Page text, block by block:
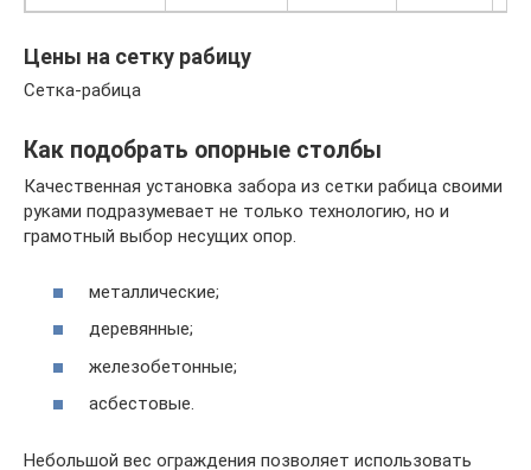
Цены на сетку рабицу
Сетка-рабица
Как подобрать опорные столбы
Качественная установка забора из сетки рабица своими
руками подразумевает не только технологию, но и
грамотный выбор несущих опор.
металлические;
деревянные;
железобетонные;
асбестовые.
Небольшой вес ограждения позволяет использовать